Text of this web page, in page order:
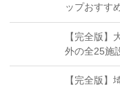
ップおすす
【完全版
外の全25施
【完全版